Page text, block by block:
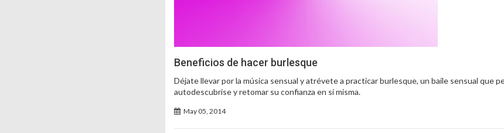
Beneficios de hacer burlesque
Déjate llevar por la música sensual y atrévete a practicar burlesque, un baile sensual que
autodescubrise y retomar su confianza en sí misma.
May 05, 2014